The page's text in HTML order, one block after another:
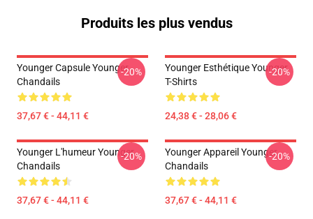
Produits les plus vendus
Younger Capsule Younger
Chandails
37,67 € - 44,11 €
-20%
Younger Esthétique Younger
T-Shirts
24,38 € - 28,06 €
-20%
Younger L'humeur Younger
Chandails
37,67 € - 44,11 €
-20%
Younger Appareil Younger
Chandails
37,67 € - 44,11 €
-20%